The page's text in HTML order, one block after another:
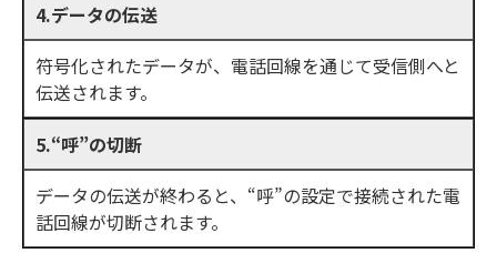
4.データの伝送
符号化されたデータが、電話回線を通じて受信側へと
伝送されます。
5.“呼”の切断
データの伝送が終わると、“呼”の設定で接続された電
話回線が切断されます。